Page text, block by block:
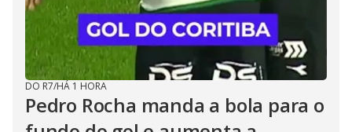
DO R7/HÁ 1 HORA
Pedro Rocha manda a bola para o